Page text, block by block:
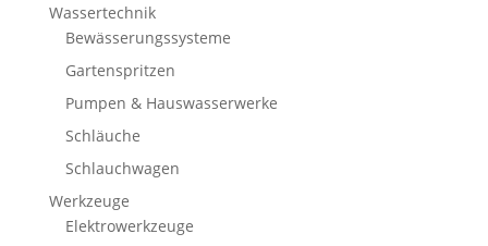
Wassertechnik
Bewässerungssysteme
Gartenspritzen
Pumpen & Hauswasserwerke
Schläuche
Schlauchwagen
Werkzeuge
Elektrowerkzeuge